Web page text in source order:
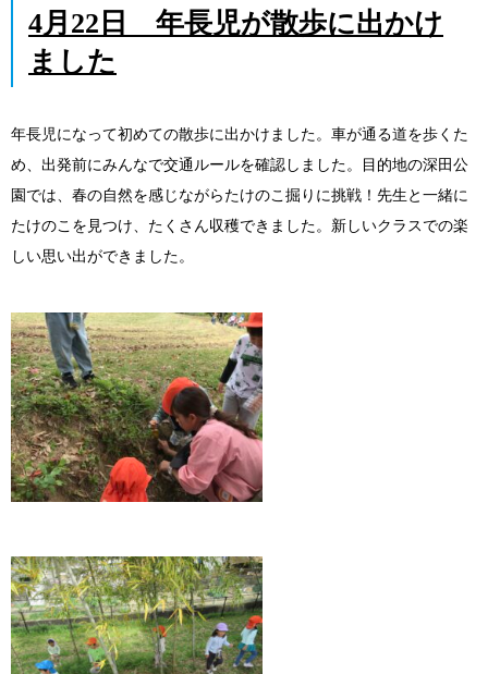
4月22日 年長児が散歩に出かけ
ました
年長児になって初めての散歩に出かけました。車が通る道を歩くた
め、出発前にみんなで交通ルールを確認しました。目的地の深田公
園では、春の自然を感じながらたけのこ掘りに挑戦！先生と一緒に
たけのこを見つけ、たくさん収穫できました。新しいクラスでの楽
しい思い出ができました。